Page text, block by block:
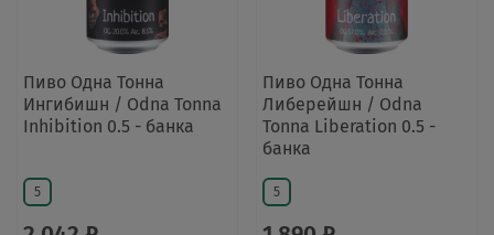
Пиво Одна Тонна
Ингибишн / Odna Tonna
Inhibition 0.5 - банка
5
Пиво Одна Тонна
Либерейшн / Odna
Tonna Liberation 0.5 -
банка
5